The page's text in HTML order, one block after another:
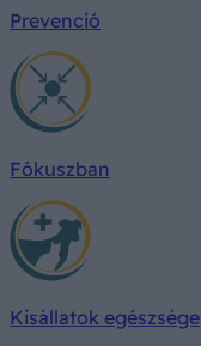
Prevenció
Fókuszban
Kisállatok egészsége